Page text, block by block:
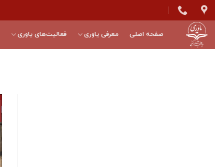
Skip
to
content
صفحه اصلی معرفی یاوری فعالیت‌های یاوری